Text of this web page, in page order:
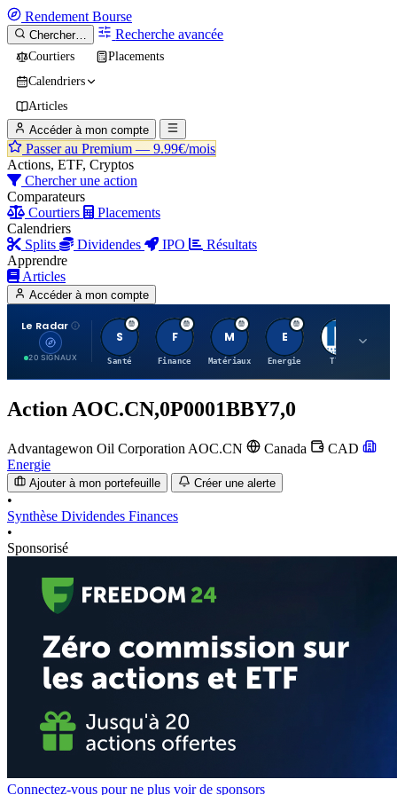
Rendement Bourse
Chercher… Recherche avancée
Courtiers
Placements
Calendriers
Articles
Accéder à mon compte
Passer au Premium — 9.99€/mois
Actions, ETF, Cryptos
Chercher une action
Comparateurs
Courtiers
Placements
Calendriers
Splits
Dividendes IPO
Résultats
Apprendre
Articles
Accéder à mon compte
Le Radar
20 SIGNAUX
S
Santé
F
Finance
M
Matériaux
E
Energie TTWO
Action AOC.CN,0P0001BBY7,0
Advantagewon Oil Corporation AOC.CN Canada
CAD
Energie
Ajouter à mon portefeuille Créer une alerte
•
Synthèse Dividendes Finances
•
Sponsorisé
Connectez-vous pour ne plus voir de sponsors